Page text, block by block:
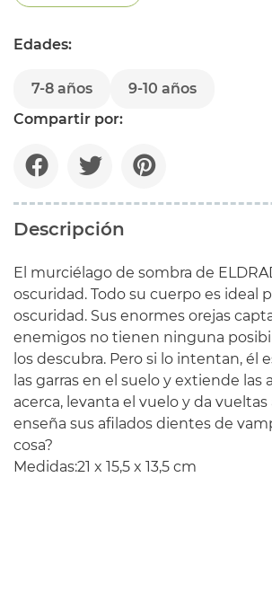
Edades:
7-8 años
9-10 años
Compartir por:
Descripción
El murciélago de sombra de
oscuridad. Todo su cuerpo es ideal
oscuridad. Sus enormes orejas
enemigos no tienen ninguna
los descubra. Pero si lo intentan, él
las garras en el suelo y extiende
acerca, levanta el vuelo y da
enseña sus afilados dientes de
cosa?
Medidas:21 x 15,5 x 13,5 cm